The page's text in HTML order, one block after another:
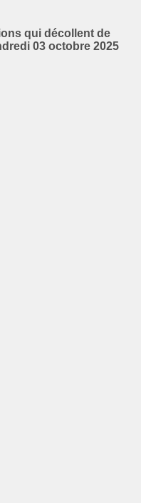
qui décollent de
03 octobre 2025